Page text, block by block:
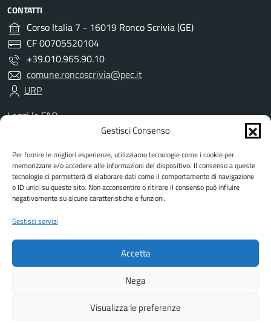
Gestisci Consenso
Per fornire le migliori esperienze, utilizziamo tecnologie come i cookie per
memorizzare e/o accedere alle informazioni del dispositivo. Il consenso a queste
tecnologie ci permetterà di elaborare dati come il comportamento di navigazione
o ID unici su questo sito. Non acconsentire o ritirare il consenso può influire
negativamente su alcune caratteristiche e funzioni.
Gestisci servizi
Accetta
Nega
Visualizza le preferenze
CONTATTI
Corso Italia 7 - 16019 Ronco Scrivia (GE)
CF 00705520104
+39.010.965.90.10
comune.roncoscrivia@pec.it
URP
Leggi le FAQ
Prenotazione appuntamento
Richiesta assistenza
Amministrazione trasparente
Albo Pretorio
Informativa privacy
Informativa cookies
Dati DPO
Note legali